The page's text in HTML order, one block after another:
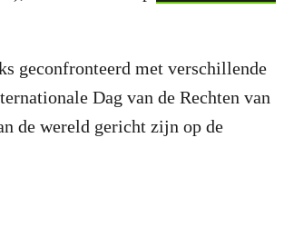
geconfronteerd met verschillende
Dag van de Rechten van
de wereld gericht zijn op de